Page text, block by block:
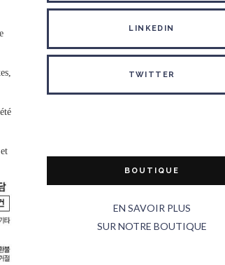
LINKEDIN
TWITTER
BOUTIQUE
EN SAVOIR PLUS
SUR NOTRE BOUTIQUE